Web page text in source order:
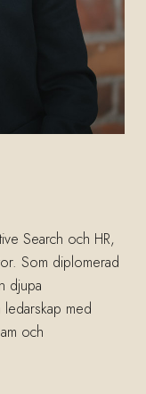
Search och HR,
Som diplomerad
djupa
med
och